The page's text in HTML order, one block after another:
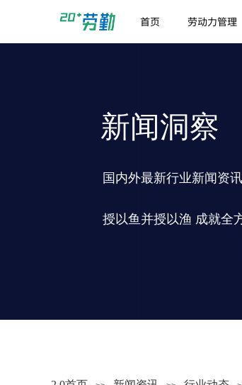
首页 劳动力管理
国内外最新行业新闻资
授以鱼并授以渔 成就全
新闻洞察